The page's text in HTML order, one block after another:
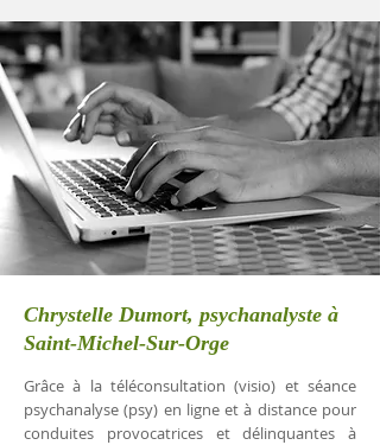
Chrystelle Dumort, psychanalyste à
Saint-Michel-Sur-Orge
Grâce à la téléconsultation (visio) et séance
psychanalyse (psy) en ligne et à distance pour
conduites provocatrices et délinquantes à